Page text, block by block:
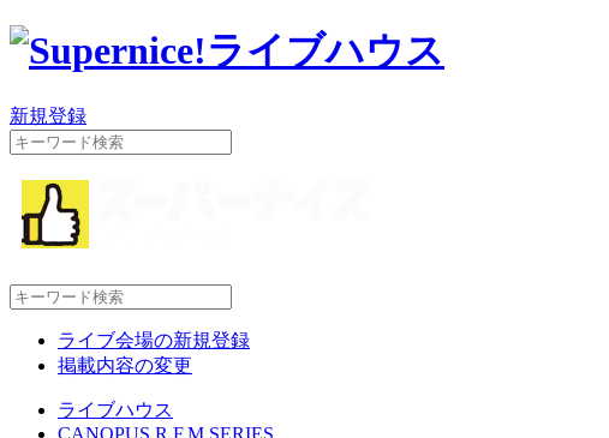
新規登録
ライブ会場の新規登録
掲載内容の変更
ライブハウス
CANOPUS R.F.M SERIES